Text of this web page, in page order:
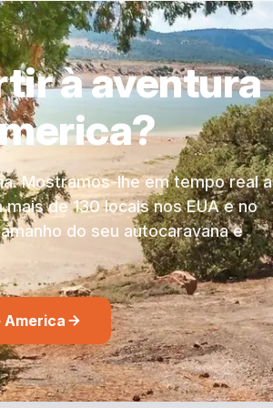
ano e da localização.
à aventura
Mostramos-lhe em tempo real a
de 130 locais nos EUA e no
do seu autocaravana e
America